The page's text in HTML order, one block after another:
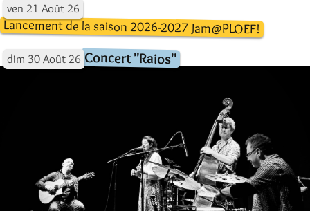
ven 21 Août 26
Lancement de la saison 2026-2027 Jam@PLOEF!
dim 30 Août 26 Concert "Raios"